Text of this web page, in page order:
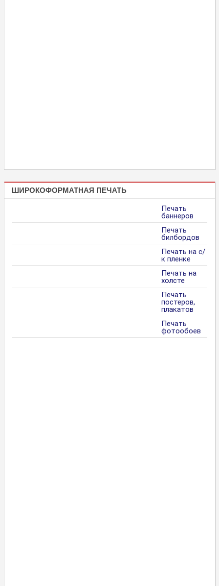
ШИРОКОФОРМАТНАЯ ПЕЧАТЬ
Печать
баннеров
Печать
билбордов
Печать на с/
к пленке
Печать на
холсте
Печать
постеров,
плакатов
Печать
фотообоев